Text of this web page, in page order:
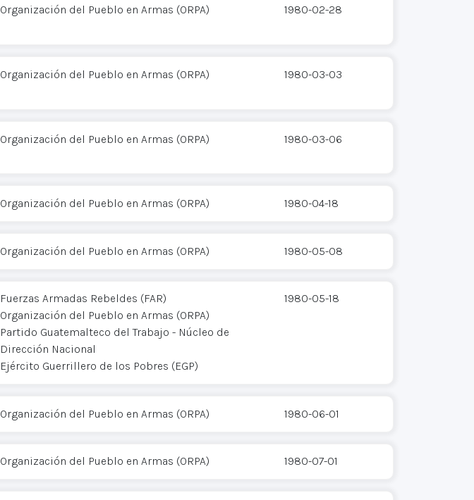
Organización del Pueblo en Armas (ORPA) 1980-02-28
Organización del Pueblo en Armas (ORPA) 1980-03-03
Organización del Pueblo en Armas (ORPA) 1980-03-06
Organización del Pueblo en Armas (ORPA) 1980-04-18
Organización del Pueblo en Armas (ORPA) 1980-05-08
Fuerzas Armadas Rebeldes (FAR)
Organización del Pueblo en Armas (ORPA)
Partido Guatemalteco del Trabajo - Núcleo de
Dirección Nacional
Ejército Guerrillero de los Pobres (EGP)
1980-05-18
Organización del Pueblo en Armas (ORPA) 1980-06-01
Organización del Pueblo en Armas (ORPA) 1980-07-01